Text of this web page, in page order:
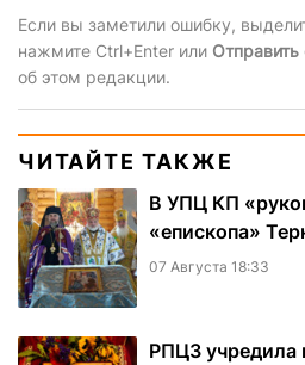
Если вы заметили ошибку,
нажмите Ctrl+Enter или
об этом редакции.
ЧИТАЙТЕ ТАКЖЕ
В УПЦ КП
«епископа»
07 Августа 18:33
РПЦЗ учредила